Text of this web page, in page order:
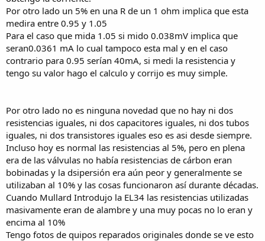
Por otro lado un 5% en una R de un 1 ohm implica que esta
medira entre 0.95 y 1.05
Para el caso que mida 1.05 si mido 0.038mV implica que
seran0.0361 mA lo cual tampoco esta mal y en el caso
contrario para 0.95 serían 40mA, si medi la resistencia y
tengo su valor hago el calculo y corrijo es muy simple.
Por otro lado no es ninguna novedad que no hay ni dos
resistencias iguales, ni dos capacitores iguales, ni dos tubos
iguales, ni dos transistores iguales eso es asi desde siempre.
Incluso hoy es normal las resistencias al 5%, pero en plena
era de las válvulas no había resistencias de cárbon eran
bobinadas y la dsipersión era aún peor y generalmente se
utilizaban al 10% y las cosas funcionaron así durante décadas.
Cuando Mullard Introdujo la EL34 las resistencias utilizadas
masivamente eran de alambre y una muy pocas no lo eran y
encima al 10%
Tengo fotos de quipos reparados originales donde se ve esto